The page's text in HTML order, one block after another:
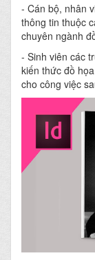
- Cán bộ, nhân
thông tin thuộc
chuyên ngành
- Sinh viên các
kiến thức đồ
cho công việc